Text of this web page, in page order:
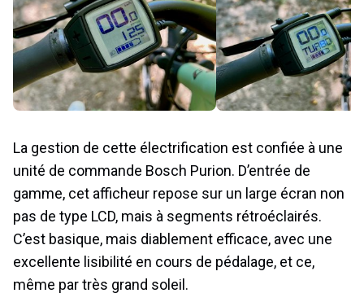
La gestion de cette électrification est confiée à une
unité de commande Bosch Purion. D’entrée de
gamme, cet afficheur repose sur un large écran non
pas de type LCD, mais à segments rétroéclairés.
C’est basique, mais diablement efficace, avec une
excellente lisibilité en cours de pédalage, et ce,
même par très grand soleil.